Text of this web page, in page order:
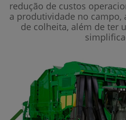
redução de custos
a produtividade no campo,
de colheita, além de ter